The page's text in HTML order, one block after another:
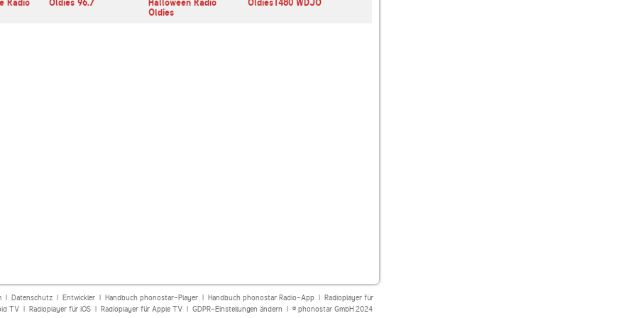
Radio Oldies 96.7
Halloween Radio
Oldies
Oldies1480 WDJO
| Datenschutz| Entwickler| Handbuch phonostar-Player| Handbuch phonostar Radio-App| Radioplayer für
TV| Radioplayer für iOS| Radioplayer für Apple TV| GDPR-Einstellungen ändern | © phonostar GmbH 2024